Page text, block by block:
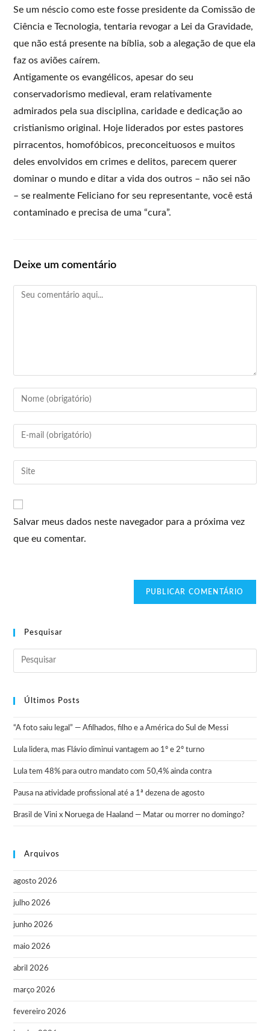
Se um néscio como este fosse presidente da Comissão de
Ciência e Tecnologia, tentaria revogar a Lei da Gravidade,
que não está presente na bíblia, sob a alegação de que ela
faz os aviões caírem.
Antigamente os evangélicos, apesar do seu
conservadorismo medieval, eram relativamente
admirados pela sua disciplina, caridade e dedicação ao
cristianismo original. Hoje liderados por estes pastores
pirracentos, homofóbicos, preconceituosos e muitos
deles envolvidos em crimes e delitos, parecem querer
dominar o mundo e ditar a vida dos outros – não sei não
– se realmente Feliciano for seu representante, você está
contaminado e precisa de uma “cura”.
Deixe um comentário
Salvar meus dados neste navegador para a próxima vez
que eu comentar.
Pesquisar
Últimos Posts
“A foto saiu legal” — Afilhados, filho e a América do Sul de Messi
Lula lidera, mas Flávio diminui vantagem ao 1º e 2º turno
Lula tem 48% para outro mandato com 50,4% ainda contra
Pausa na atividade profissional até a 1ª dezena de agosto
Brasil de Vini x Noruega de Haaland — Matar ou morrer no domingo?
Arquivos
agosto 2026
julho 2026
junho 2026
maio 2026
abril 2026
março 2026
fevereiro 2026